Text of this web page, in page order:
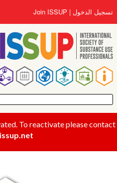
إلى
المحتوى
الرئيسي
تسجيل الدخول Join ISSUP
القائمة
الرئيسية
To reactivate please contact